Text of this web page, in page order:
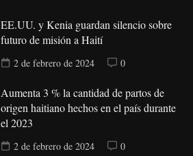
EE.UU. y Kenia guardan silencio sobre
futuro de misión a Haití
2 de febrero de 2024 0
Aumenta 3 % la cantidad de partos de
origen haitiano hechos en el país durante
el 2023
2 de febrero de 2024 0